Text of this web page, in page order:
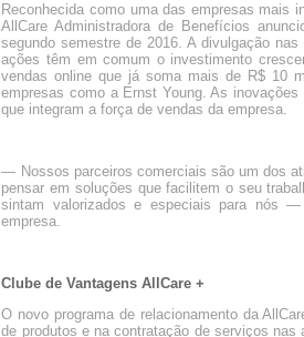
Reconhecida como uma das empresas mais
AllCare Administradora de Benefícios
segundo semestre de 2016. A divulgação
ações têm em comum o investimento
vendas online que já soma mais de R$ 10
empresas como a Ernst Young. As
que integram a força de vendas da empresa.
— Nossos parceiros comerciais são um dos
pensar em soluções que facilitem o seu
sintam valorizados e especiais para nós
empresa.
Clube de Vantagens AllCare +
O novo programa de relacionamento da
de produtos e na contratação de serviços